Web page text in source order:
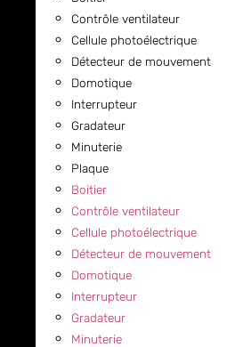
Contrôle ventilateur
Cellule photoélectrique
Détecteur de mouvement
Domotique
Interrupteur
Gradateur
Minuterie
Plaque
Boitier
Contrôle ventilateur
Cellule photoélectrique
Détecteur de mouvement
Domotique
Interrupteur
Gradateur
Minuterie